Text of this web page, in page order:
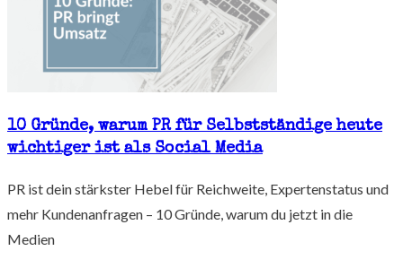
10 Gründe, warum PR für Selbstständige heute
wichtiger ist als Social Media
PR ist dein stärkster Hebel für Reichweite, Expertenstatus und
mehr Kundenanfragen – 10 Gründe, warum du jetzt in die
Medien